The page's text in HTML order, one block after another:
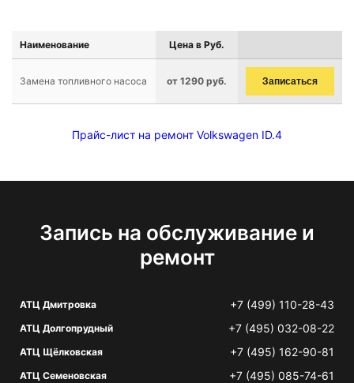
Наименование Цена в Руб.
Замена топливного насоса от 1290 руб. Записаться
Прайс-лист на ремонт Volkswagen ID.4
Запись на обслуживание и
ремонт
АТЦ Дмитровка +7 (499) 110-28-43
АТЦ Долгопрудный +7 (495) 032-08-22
АТЦ Щёлковская +7 (495) 162-90-81
АТЦ Семеновская +7 (495) 085-74-61